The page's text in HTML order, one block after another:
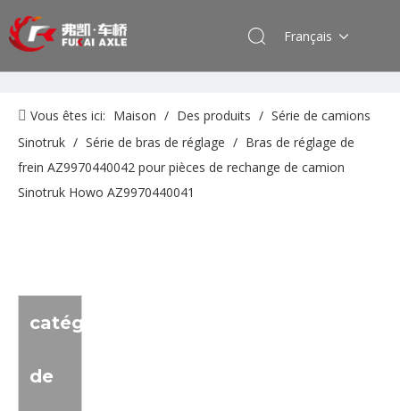
Français
Vous êtes ici: Maison / Des produits / Série de camions
Sinotruk / Série de bras de réglage / Bras de réglage de
frein AZ9970440042 pour pièces de rechange de camion
Sinotruk Howo AZ9970440041
catégorie
de